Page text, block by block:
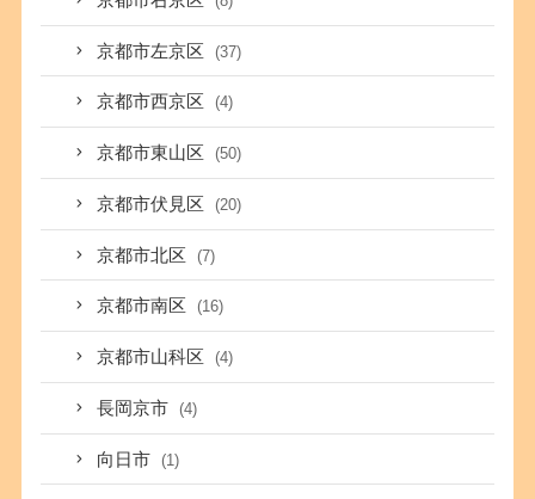
京都市左京区 (37)
京都市西京区 (4)
京都市東山区 (50)
京都市伏見区 (20)
京都市北区 (7)
京都市南区 (16)
京都市山科区 (4)
長岡京市 (4)
向日市 (1)